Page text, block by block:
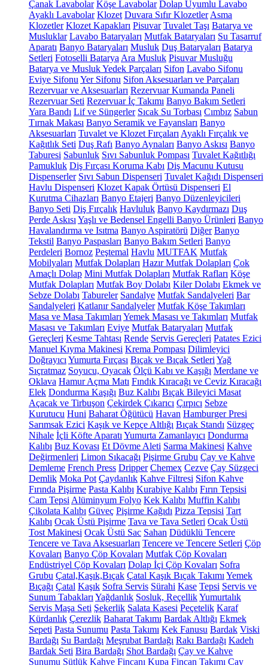
Çanak Lavabolar Köşe Lavabolar Dolap Uyumlu Lavabo
Ayaklı Lavabolar Klozet Duvara Sıfır Klozetler Asma
Klozetler Klozet Kapakları Pisuvar Tuvalet Taşı Batarya ve
Musluklar Lavabo Bataryaları Mutfak Bataryaları Su Tasarruf
Aparatı Banyo Bataryaları Musluk Duş Bataryaları Batarya
Setleri Fotoselli Batarya Ara Musluk Pisuvar Musluğu
Batarya ve Musluk Yedek Parçaları Sifon Lavabo Sifonu
Eviye Sifonu Yer Sifonu Sifon Aksesuarları ve Parçaları
Rezervuar ve Aksesuarları Rezervuar Kumanda Paneli
Rezervuar Seti Rezervuar İç Takımı Banyo Bakım Setleri
Yara Bandı Lif ve Süngerler Sıcak Su Torbası Cımbız Sabun
Tırnak Makası Banyo Seramik ve Fayansları Banyo
Aksesuarları Tuvalet ve Klozet Fırçaları Ayaklı Fırçalık ve
Kağıtlık Seti Duş Rafı Banyo Aynaları Banyo Askısı Banyo
Taburesi Sabunluk Sıvı Sabunluk Pompası Tuvalet Kağıtlığı
Pamukluk Diş Fırçası Koruma Kabı Diş Macunu Kutusu
Dispenserler Sıvı Sabun Dispenseri Tuvalet Kağıdı Dispenseri
Havlu Dispenseri Klozet Kapak Örtüsü Dispenseri El
Kurutma Cihazları Banyo Etajeri Banyo Düzenleyicileri
Banyo Seti Diş Fırçalık Havluluk Banyo Kaydırmazı Duş
Perde Askısı Yaşlı ve Bedensel Engelli Banyo Ürünleri Banyo
Havalandırma ve Isıtma Banyo Aspiratörü Diğer Banyo
Tekstil Banyo Paspasları Banyo Bakım Setleri Banyo
Perdeleri Bornoz Peştemal Havlu MUTFAK Mutfak
Mobilyaları Mutfak Dolapları Hazır Mutfak Dolapları Çok
Amaçlı Dolap Mini Mutfak Dolapları Mutfak Rafları Köşe
Mutfak Dolapları Mutfak Boy Dolabı Kiler Dolabı Ekmek ve
Sebze Dolabı Tabureler Sandalye Mutfak Sandalyeleri Bar
Sandalyeleri Katlanır Sandalyeler Mutfak Köşe Takımları
Masa ve Masa Takımları Yemek Masası ve Takımları Mutfak
Masası ve Takımları Eviye Mutfak Bataryaları Mutfak
Gereçleri Kesme Tahtası Rende Servis Gereçleri Patates Ezici
Manuel Kıyma Makinesi Krema Pompası Dilimleyici
Doğrayıcı Yumurta Fırçası Bıçak ve Bıçak Setleri Yağ
Sıçratmaz Soyucu, Oyacak Ölçü Kabı ve Kaşığı Merdane ve
Oklava Hamur Açma Matı Fındık Kıracağı ve Ceviz Kıracağı
Elek Dondurma Kaşığı Buz Kalıbı Bıçak Bileyici Masat
Açacak ve Tirbuşon Çekirdek Çıkarıcı Çırpıcı Sebze
Kurutucu Huni Baharat Öğütücü Havan Hamburger Presi
Sarımsak Ezici Kaşık ve Kepçe Altlığı Bıçak Standı Süzgeç
Nihale İçli Köfte Aparatı Yumurta Zamanlayıcı Dondurma
Kalıbı Buz Kovası Et Dövme Aleti Sarma Makinesi Kahve
Değirmenleri Limon Sıkacağı Pişirme Grubu Çay ve Kahve
Demleme French Press Dripper Chemex Cezve Çay Süzgeci
Demlik Moka Pot Çaydanlık Kahve Filtresi Sifon Kahve
Fırında Pişirme Pasta Kalıbı Kurabiye Kalıbı Fırın Tepsisi
Cam Tepsi Alüminyum Folyo Kek Kalıbı Muffin Kalıbı
Çikolata Kalıbı Güveç Pişirme Kağıdı Pizza Tepsisi Tart
Kalıbı Ocak Üstü Pişirme Tava ve Tava Setleri Ocak Üstü
Tost Makinesi Ocak Üstü Sac Sahan Düdüklü Tencere
Tencere ve Tava Aksesuarları Tencere ve Tencere Setleri Çöp
Kovaları Banyo Çöp Kovaları Mutfak Çöp Kovaları
Endüstriyel Çöp Kovaları Dolap İçi Çöp Kovaları Sofra
Grubu Çatal,Kaşık,Bıçak Çatal Kaşık Bıçak Takımı Yemek
Bıçağı Çatal Kaşık Sofra Servis Sürahi Kase Tepsi Servis ve
Sunum Tabakları Yağdanlık Sosluk, ReçellikYumurtalık
Servis Maşa Seti Şekerlik Salata Kasesi Peçetelik Karaf
Kürdanlık Çerezlik Baharat Takımı Bardak Altlığı Ekmek
Sepeti Pasta Sunumu Pasta Takımı Kek Fanusu Bardak Viski
Bardağı Su Bardağı Meşrubat Bardağı Rakı Bardağı Kadeh
Bardak Seti Bira Bardağı Shot Bardağı Çay ve Kahve
Sunumu Sütlük Kahve Fincanı Kupa Fincan Takımı Çay